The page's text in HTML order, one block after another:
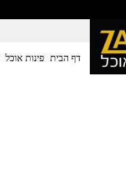
דף הבית פינות אוכל